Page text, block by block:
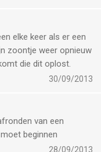
elke keer als er een
zoontje weer opnieuw
die dit oplost.
30/09/2013
van een
beginnen
28/09/2013